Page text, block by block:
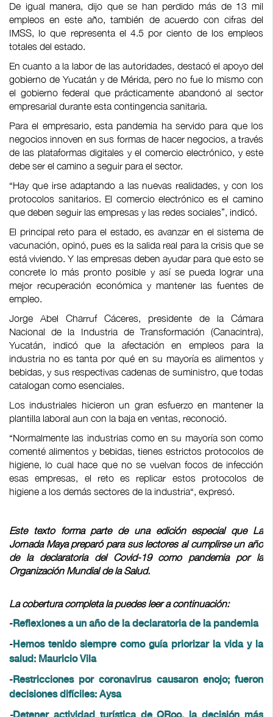
De igual manera, dijo que se han perdido más de 13 mil
empleos en este año, también de acuerdo con cifras del
IMSS, lo que representa el 4.5 por ciento de los empleos
totales del estado.
En cuanto a la labor de las autoridades, destacó el apoyo del
gobierno de Yucatán y de Mérida, pero no fue lo mismo con
el gobierno federal que prácticamente abandonó al sector
empresarial durante esta contingencia sanitaria.
Para el empresario, esta pandemia ha servido para que los
negocios innoven en sus formas de hacer negocios, a través
de las plataformas digitales y el comercio electrónico, y este
debe ser el camino a seguir para el sector.
“Hay que irse adaptando a las nuevas realidades, y con los
protocolos sanitarios. El comercio electrónico es el camino
que deben seguir las empresas y las redes sociales”, indicó.
El principal reto para el estado, es avanzar en el sistema de
vacunación, opinó, pues es la salida real para la crisis que se
está viviendo. Y las empresas deben ayudar para que esto se
concrete lo más pronto posible y así se pueda lograr una
mejor recuperación económica y mantener las fuentes de
empleo.
Jorge Abel Charruf Cáceres, presidente de la Cámara
Nacional de la Industria de Transformación (Canacintra),
Yucatán, indicó que la afectación en empleos para la
industria no es tanta por qué en su mayoría es alimentos y
bebidas, y sus respectivas cadenas de suministro, que todas
catalogan como esenciales.
Los industriales hicieron un gran esfuerzo en mantener la
plantilla laboral aun con la baja en ventas, reconoció.
“Normalmente las industrias como en su mayoría son como
comenté alimentos y bebidas, tienes estrictos protocolos de
higiene, lo cual hace que no se vuelvan focos de infección
esas empresas, el reto es replicar estos protocolos de
higiene a los demás sectores de la industria“, expresó.
Este texto forma parte de una edición especial que La
Jornada Maya preparó para sus lectores al cumplirse un año
de la declaratoria del Covid-19 como pandemia por la
Organización Mundial de la Salud.
La cobertura completa la puedes leer a continuación:
-Reflexiones a un año de la declaratoria de la pandemia
-Hemos tenido siempre como guía priorizar la vida y la
salud: Mauricio Vila
-Restricciones por coronavirus causaron enojo; fueron
decisiones difíciles: Aysa
-